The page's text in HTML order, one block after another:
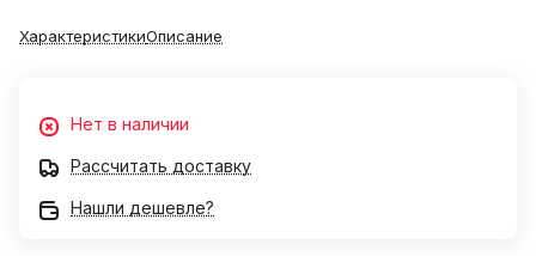
ХарактеристикиОписание
Нет в наличии
Рассчитать доставку
Нашли дешевле?